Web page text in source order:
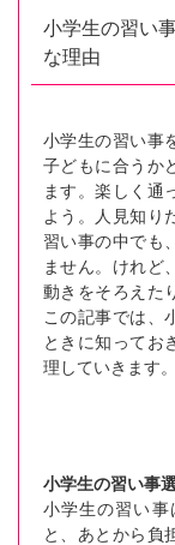
小学生の習い
な理由
小学生の習い事
子どもに合うか
ます。楽しく通
よう。人見知り
習い事の中でも
ません。けれど
動きをそろえた
この記事では、
ときに知ってお
理していきます。
小学生の習い事
小学生の習い事
と、あとから負